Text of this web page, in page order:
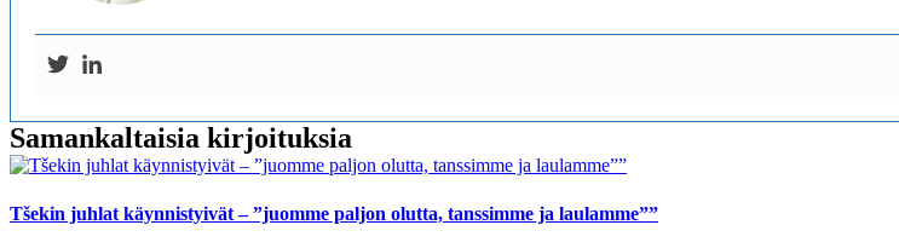
Samankaltaisia kirjoituksia
Tšekin juhlat käynnistyivät – ”juomme paljon olutta, tanssimme ja laulamme””